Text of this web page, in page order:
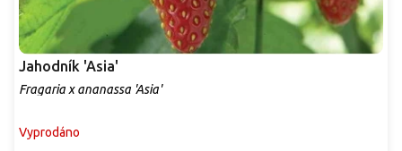
Jahodník 'Asia'
Fragaria x ananassa 'Asia'
Vyprodáno